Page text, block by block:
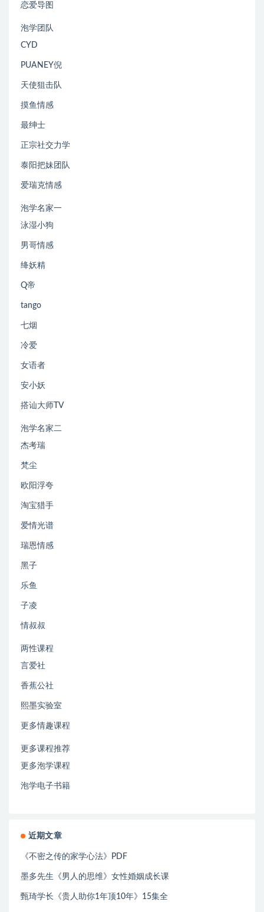
恋爱导图
泡学团队
CYD
PUANEY倪
天使狙击队
摸鱼情感
最绅士
正宗社交力学
泰阳把妹团队
爱瑞克情感
泡学名家一
泳湿小狗
男哥情感
绛妖精
Q帝
tango
七烟
冷爱
女语者
安小妖
搭讪大师TV
泡学名家二
杰考瑞
梵尘
欧阳浮夸
淘宝猎手
爱情光谱
瑞恩情感
黑子
乐鱼
子凌
情叔叔
两性课程
言爱社
香蕉公社
熙墨实验室
更多情趣课程
更多课程推荐
更多泡学课程
泡学电子书籍
近期文章
《不密之传的家学心法》PDF
墨多先生《男人的思维》女性婚姻成长课
甄琦学长《贵人助你1年顶10年》15集全